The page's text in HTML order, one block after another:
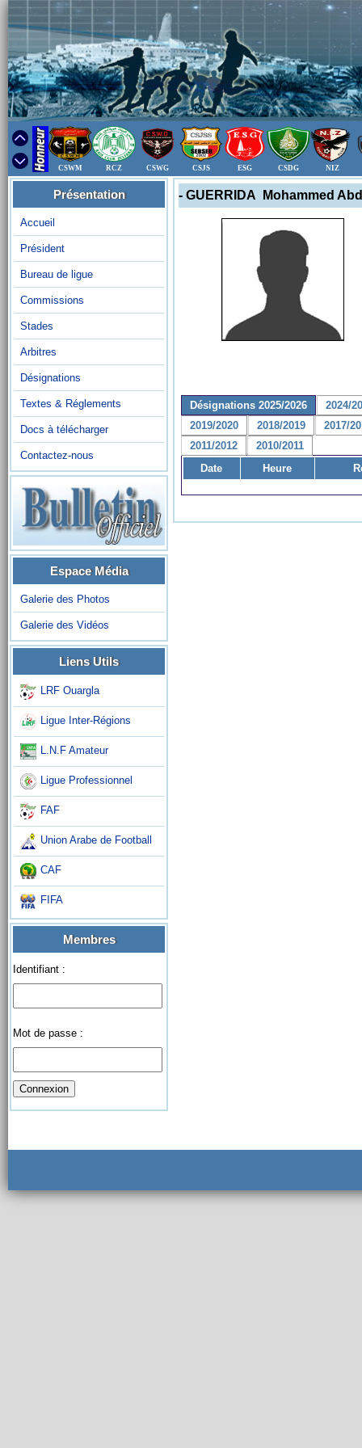
CSWM RCZ CSWG CSJS ESG CSDG NIZ
Présentation
Accueil
Président
Bureau de ligue
Commissions
Stades
Arbitres
Désignations
Textes & Réglements
Docs à télécharger
Contactez-nous
Espace Média
Galerie des Photos
Galerie des Vidéos
Liens Utils
LRF Ouargla
Ligue Inter-Régions
L.N.F Amateur
Ligue Professionnel
FAF
Union Arabe de Football
CAF
FIFA
Membres
Identifiant :
Mot de passe :
- GUERRIDA Mohammed
Désignations 2025/2026
2024/
2019/2020
2018/2019
2017/
2011/2012
2010/2011
Date
Heure